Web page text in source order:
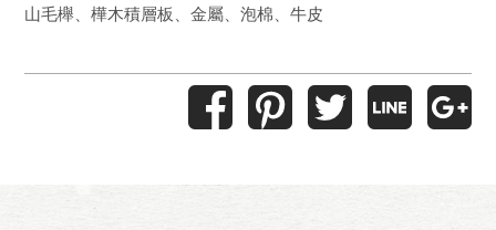
山毛櫸、樺木積層板、金屬、泡棉、牛皮